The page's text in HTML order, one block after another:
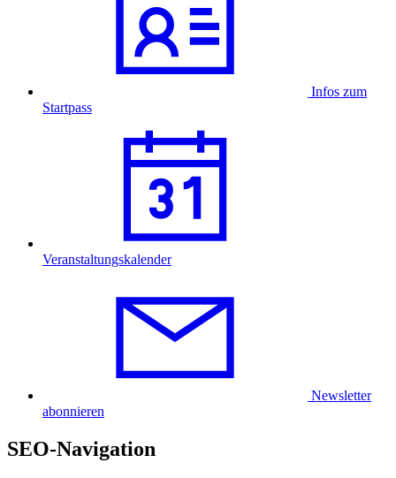
Infos zum
Startpass
Veranstaltungskalender
Newsletter
abonnieren
SEO-Navigation